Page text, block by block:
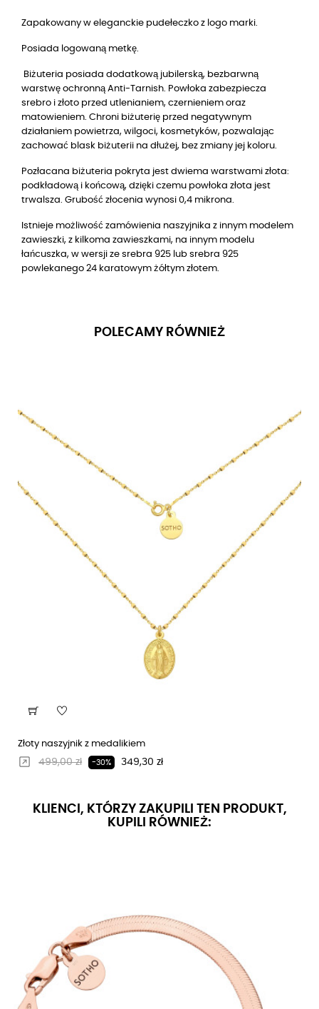
Zapakowany w eleganckie pudełeczko z logo marki.
Posiada logowaną metkę.
Biżuteria posiada dodatkową jubilerską, bezbarwną
warstwę ochronną Anti-Tarnish. Powłoka zabezpiecza
srebro i złoto przed utlenianiem, czernieniem oraz
matowieniem. Chroni biżuterię przed negatywnym
działaniem powietrza, wilgoci, kosmetyków, pozwalając
zachować blask biżuterii na dłużej, bez zmiany jej koloru.
Pozłacana biżuteria pokryta jest dwiema warstwami złota:
podkładową i końcową, dzięki czemu powłoka złota jest
trwalsza. Grubość złocenia wynosi 0,4 mikrona.
Istnieje możliwość zamówienia naszyjnika z innym modelem
zawieszki, z kilkoma zawieszkami, na innym modelu
łańcuszka, w wersji ze srebra 925 lub srebra 925
powlekanego 24 karatowym żółtym złotem.
POLECAMY RÓWNIEŻ
Złoty naszyjnik z medalikiem
Regularna cena
499,00 zł -30% Cena
349,30 zł
KLIENCI, KTÓRZY ZAKUPILI TEN PRODUKT,
KUPILI RÓWNIEŻ: